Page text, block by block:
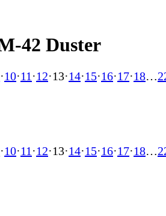
42 Duster
·10·11 ·12·13·14·15·16·17·18…
·10·11 ·12·13·14·15·16·17·18…